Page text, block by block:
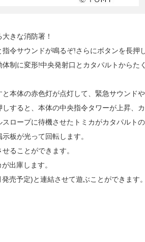
きな消防署！
令サウンドが鳴るぞ!さらにボタンを長押
制に変形!中央発射口とカタパルトからた
本体の赤色灯が点灯して、緊急サウンドや
すると、本体の中央指令タワーが上昇、
ロープに待機させたトミカがカタパルト
板が光って回転します。
ることができます。
出庫します。
売予定)と連結させて遊ぶことができます。